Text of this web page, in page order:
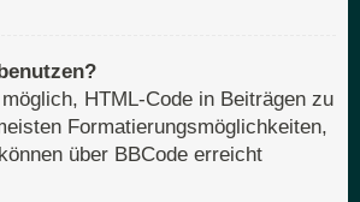
HTML-Code in Beiträgen zu
Formatierungsmöglichkeiten,
über BBCode erreicht